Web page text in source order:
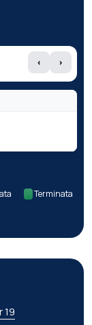
‹ ›
Terminata
19